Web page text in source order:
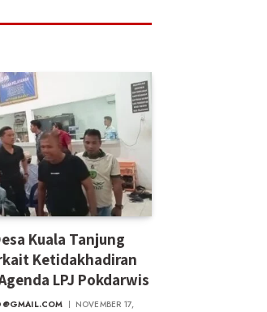
Kuala Tanjung
Ketidakhadiran
LPJ Pokdarwis
NOVEMBER 17,